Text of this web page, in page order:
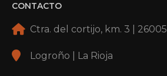
CONTACTO
Ctra. del cortijo, km. 3 | 26005
Logroño | La Rioja